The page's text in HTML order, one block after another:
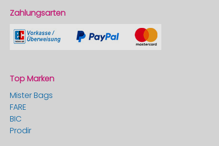
Zahlungsarten
Top Marken
Mister Bags
FARE
BIC
Prodir